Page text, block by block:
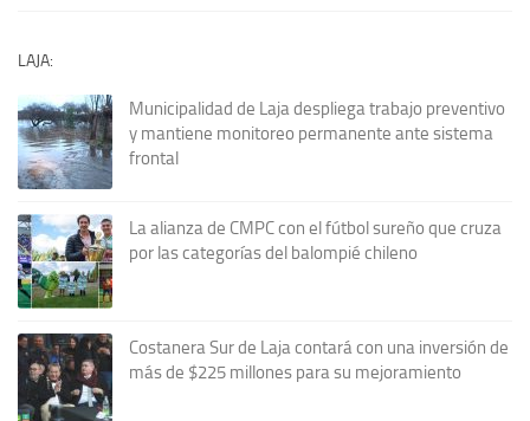
LAJA:
Municipalidad de Laja despliega trabajo preventivo
y mantiene monitoreo permanente ante sistema
frontal
La alianza de CMPC con el fútbol sureño que cruza
por las categorías del balompié chileno
Costanera Sur de Laja contará con una inversión de
más de $225 millones para su mejoramiento